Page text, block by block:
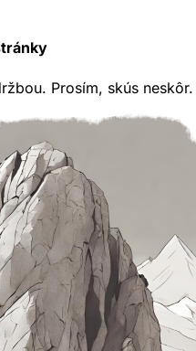
Prosím, skús neskôr.